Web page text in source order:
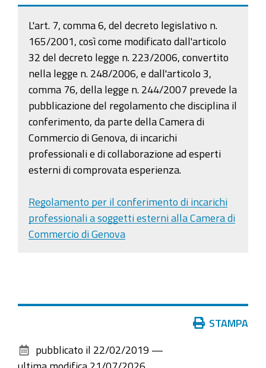
L'art. 7, comma 6, del decreto legislativo n.
165/2001, così come modificato dall'articolo
32 del decreto legge n. 223/2006, convertito
nella legge n. 248/2006, e dall'articolo 3,
comma 76, della legge n. 244/2007 prevede la
pubblicazione del regolamento che disciplina il
conferimento, da parte della Camera di
Commercio di Genova, di incarichi
professionali e di collaborazione ad esperti
esterni di comprovata esperienza.
Regolamento per il conferimento di incarichi
professionali a soggetti esterni alla Camera di
Commercio di Genova
documento
STAMPA
pubblicato il 22/02/2019 —